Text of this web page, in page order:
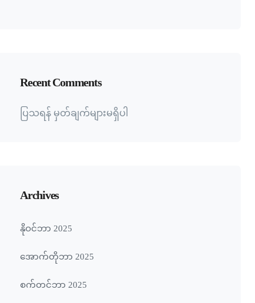
Recent Comments
ပြသရန် မှတ်ချက်များမရှိပါ
Archives
နိုဝင်ဘာ 2025
အောက်တိုဘာ 2025
စက်တင်ဘာ 2025